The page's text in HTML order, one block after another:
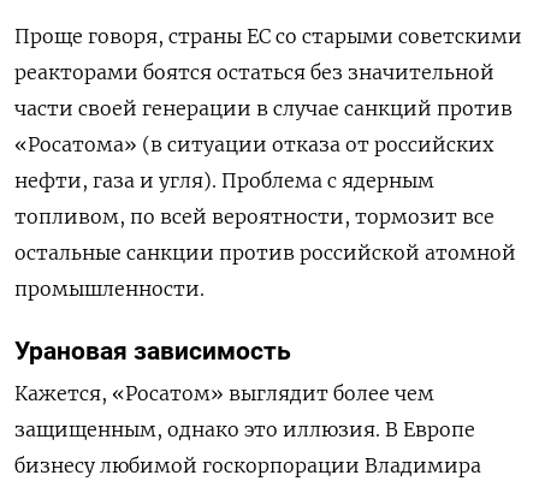
Проще говоря, страны ЕС со старыми советскими
реакторами боятся остаться без значительной
части своей генерации в случае санкций против
«Росатома» (в ситуации отказа от российских
нефти, газа и угля). Проблема с ядерным
топливом, по всей вероятности, тормозит все
остальные санкции против российской атомной
промышленности.
Урановая зависимость
Кажется, «Росатом» выглядит более чем
защищенным, однако это иллюзия. В Европе
бизнесу любимой госкорпорации Владимира